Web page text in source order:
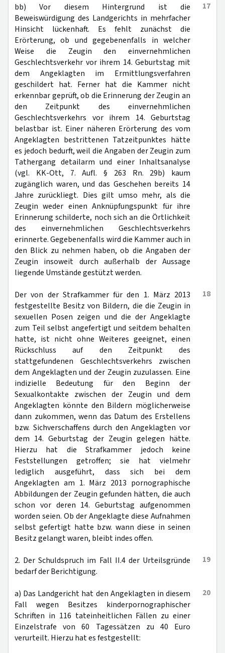
17
bb) Vor diesem Hintergrund ist die
Beweiswürdigung des Landgerichts in mehrfacher
Hinsicht lückenhaft. Es fehlt zunächst die
Erörterung, ob und gegebenenfalls in welcher
Weise die Zeugin den einvernehmlichen
Geschlechtsverkehr vor ihrem 14. Geburtstag mit
dem Angeklagten im Ermittlungsverfahren
geschildert hat. Ferner hat die Kammer nicht
erkennbar geprüft, ob die Erinnerung der Zeugin an
den Zeitpunkt des einvernehmlichen
Geschlechtsverkehrs vor ihrem 14. Geburtstag
belastbar ist. Einer näheren Erörterung des vom
Angeklagten bestrittenen Tatzeitpunktes hätte
es jedoch bedurft, weil die Angaben der Zeugin zum
Tathergang detailarm und einer Inhaltsanalyse
(vgl. KK-Ott, 7. Aufl. § 263 Rn. 29b) kaum
zugänglich waren, und das Geschehen bereits 14
Jahre zurückliegt. Dies gilt umso mehr, als die
Zeugin weder einen Anknüpfungspunkt für ihre
Erinnerung schilderte, noch sich an die Örtlichkeit
des einvernehmlichen Geschlechtsverkehrs
erinnerte. Gegebenenfalls wird die Kammer auch in
den Blick zu nehmen haben, ob die Angaben der
Zeugin insoweit durch außerhalb der Aussage
liegende Umstände gestützt werden.
18
Der von der Strafkammer für den 1. März 2013
festgestellte Besitz von Bildern, die die Zeugin in
sexuellen Posen zeigen und die der Angeklagte
zum Teil selbst angefertigt und seitdem behalten
hatte, ist nicht ohne Weiteres geeignet, einen
Rückschluss auf den Zeitpunkt des
stattgefundenen Geschlechtsverkehrs zwischen
dem Angeklagten und der Zeugin zuzulassen. Eine
indizielle Bedeutung für den Beginn der
Sexualkontakte zwischen der Zeugin und dem
Angeklagten könnte den Bildern möglicherweise
dann zukommen, wenn das Datum des Erstellens
bzw. Sichverschaffens durch den Angeklagten vor
dem 14. Geburtstag der Zeugin gelegen hätte.
Hierzu hat die Strafkammer jedoch keine
Feststellungen getroffen; sie hat vielmehr
lediglich ausgeführt, dass sich bei dem
Angeklagten am 1. März 2013 pornographische
Abbildungen der Zeugin gefunden hätten, die auch
schon vor deren 14. Geburtstag aufgenommen
worden seien. Ob der Angeklagte diese Aufnahmen
selbst gefertigt hatte bzw. wann diese in seinen
Besitz gelangt waren, bleibt indes offen.
19
2. Der Schuldspruch im Fall II.4 der Urteilsgründe
bedarf der Berichtigung.
20
a) Das Landgericht hat den Angeklagten in diesem
Fall wegen Besitzes kinderpornographischer
Schriften in 116 tateinheitlichen Fällen zu einer
Einzelstrafe von 60 Tagessätzen zu 40 Euro
verurteilt. Hierzu hat es festgestellt: